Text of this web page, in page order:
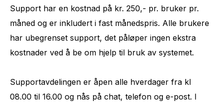
Support har en kostnad på kr. 250,- pr. bruker pr.
måned og er inkludert i fast månedspris. Alle brukere
har ubegrenset support, det påløper ingen ekstra
kostnader ved å be om hjelp til bruk av systemet.
Supportavdelingen er åpen alle hverdager fra kl
08.00 til 16.00 og nås på chat, telefon og e-post. I